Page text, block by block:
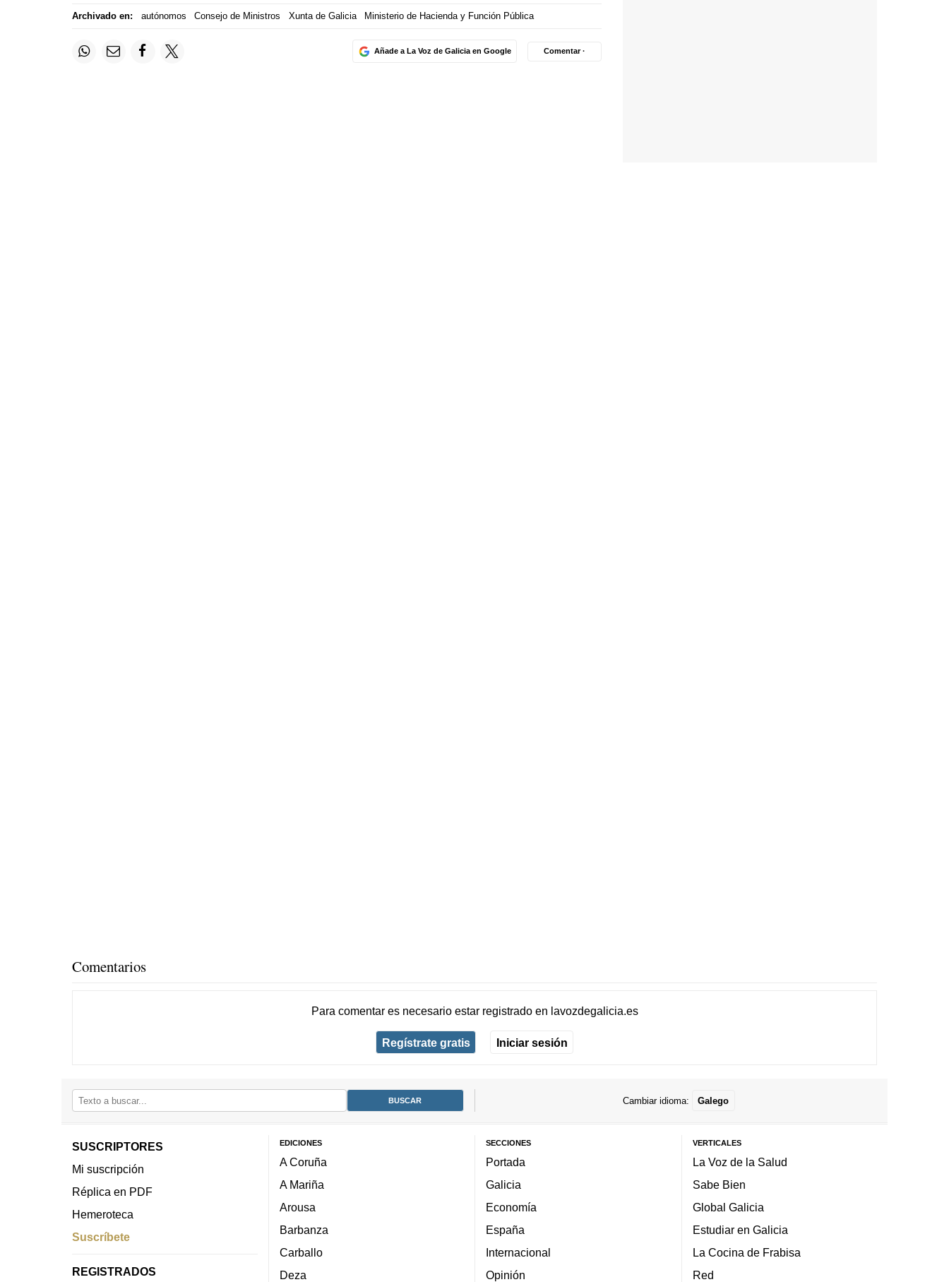
Archivado en: autónomos Consejo de Ministros Xunta de Galicia Ministerio de Hacienda y Función Pública
Añade a La Voz de Galicia en Google Comentar ·
Comentarios
Para comentar es necesario estar registradoen lavozdegalicia.es
Regístrate gratis Iniciar sesión
Cambiar idioma: Galego
SUSCRIPTORES
Mi suscripción
Réplica en PDF
Hemeroteca
Suscríbete
REGISTRADOS
EDICIONES
A Coruña
A Mariña
Arousa
Barbanza
Carballo
Deza
SECCIONES
Portada
Galicia
Economía
España
Internacional
Opinión
VERTICALES
La Voz de la Salud
Sabe Bien
Global Galicia
Estudiar en Galicia
La Cocina de Frabisa
Red